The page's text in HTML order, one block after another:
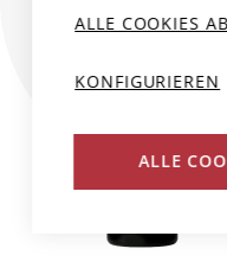
ALLE COOKIES
KONFIGURIEREN
ALLE